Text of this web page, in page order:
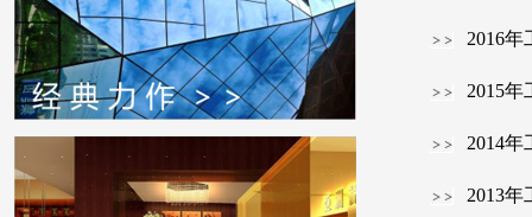
2016年
2015年
2014年
2013年